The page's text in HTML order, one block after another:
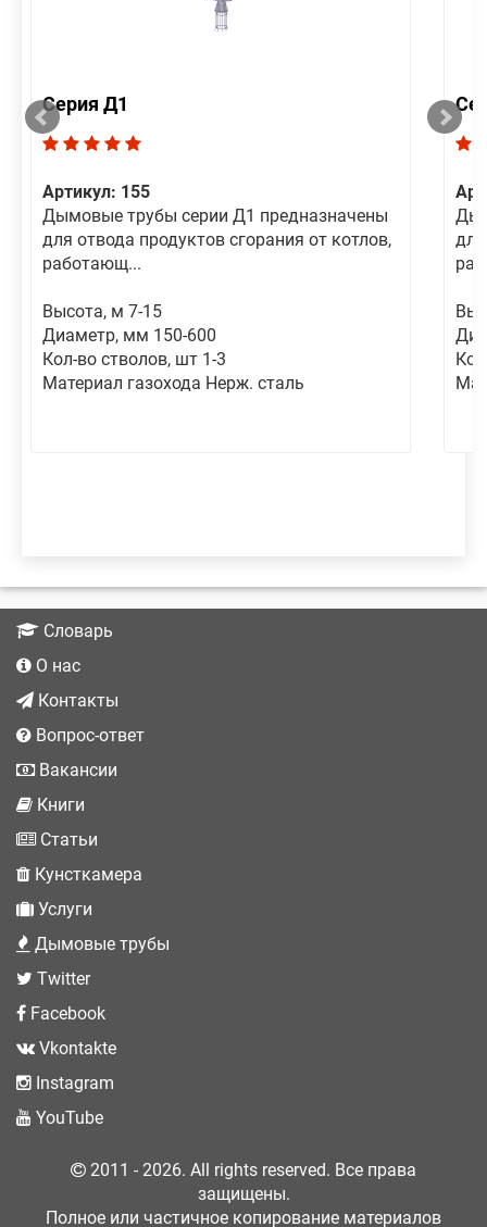
Серия Д1
Артикул: 155
Дымовые трубы серии Д1 предназначены
для отвода продуктов сгорания от котлов,
работающ...
Высота, м 7-15
Диаметр, мм 150-600
Кол-во стволов, шт 1-3
Материал газохода Нерж. сталь
Словарь
О нас
Контакты
Вопрос-ответ
Вакансии
Книги
Статьи
Кунсткамера
Услуги
Дымовые трубы
Twitter
Facebook
Vkontakte
Instagram
YouTube
2011 - 2026. All rights reserved. Все права
защищены.
Полное или частичное копирование материалов